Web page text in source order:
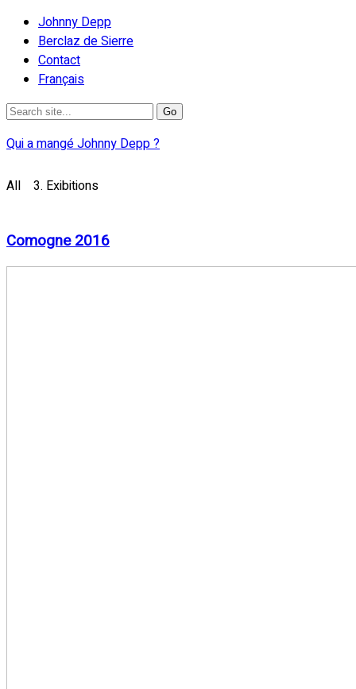
Johnny Depp
Berclaz de Sierre
Contact
Français
Qui a mangé Johnny Depp ?
All 3. Exibitions
Comogne 2016